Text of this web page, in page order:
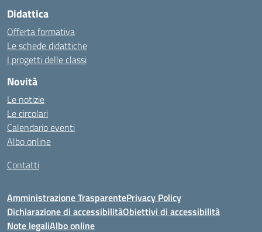
Didattica
Offerta formativa
Le schede didattiche
I progetti delle classi
Novità
Le notizie
Le circolari
Calendario eventi
Albo online
Contatti
Amministrazione TrasparentePrivacy Policy
Dichiarazione di accessibilitàObiettivi di accessibilità
Note legaliAlbo online